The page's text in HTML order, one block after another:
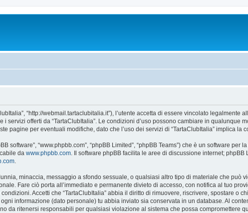
“http://webmail.tartaclubitalia.it”), l’utente accetta di essere vincolato
servizi offerti da “TartaClubItalia”. Le condizioni d’uso possono cambiare in qualunque
pagine per eventuali modifiche, dato che l’uso dei servizi di “TartaClubItalia” implica la
software”, “www.phpbb.com”, “phpBB Limited”, “phpBB Teams”) che è un software per
da www.phpbb.com. Il software phpBB facilita le aree di discussione internet;
.
minaccia, messaggio a sfondo sessuale, o qualsiasi altro tipo di materiale che può
Fare ciò porta all’immediato e permanente divieto di accesso, con notifica al tuo
Accetti che “TartaClubItalia” abbia il diritto di rimuovere, riscrivere, spostare o
informazione (dato personale) tu abbia inviato sia conservata in un database. Al
da ritenersi responsabili per qualsiasi violazione al sistema che possa compromettere